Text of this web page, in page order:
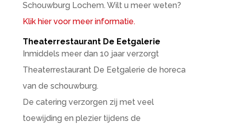
Schouwburg Lochem. Wilt u meer weten?
Klik hier voor meer informatie.
Theaterrestaurant De Eetgalerie
Inmiddels meer dan 10 jaar verzorgt
Theaterrestaurant De Eetgalerie de horeca
van de schouwburg.
De catering verzorgen zij met veel
toewijding en plezier tijdens de